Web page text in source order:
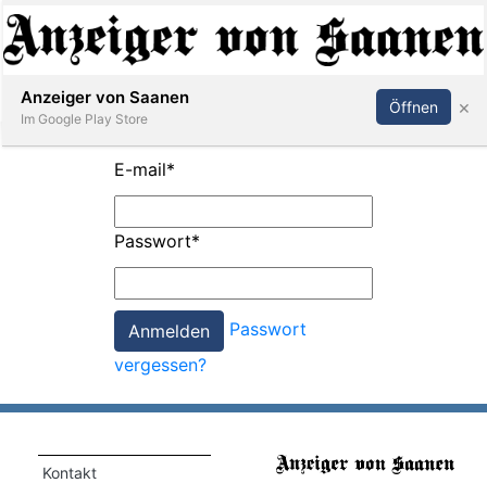
Abonnieren Anmelden
E-mail*
Passwort*
Passwort
vergessen?
Kontakt
Anzeiger von Saanen
Im Google Play Store
Öffnen ×